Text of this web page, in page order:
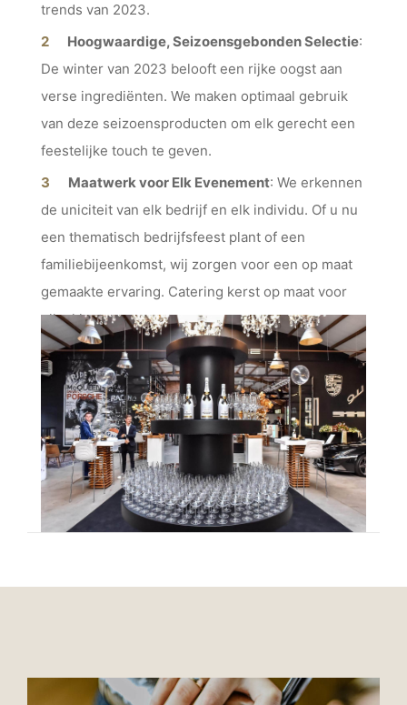
trends van 2023.
Hoogwaardige, Seizoensgebonden Selectie:
De winter van 2023 belooft een rijke oogst aan
verse ingrediënten. We maken optimaal gebruik
van deze seizoensproducten om elk gerecht een
feestelijke touch te geven.
Maatwerk voor Elk Evenement: We erkennen
de uniciteit van elk bedrijf en elk individu. Of u nu
een thematisch bedrijfsfeest plant of een
familiebijeenkomst, wij zorgen voor een op maat
gemaakte ervaring. Catering kerst op maat voor
elke klant.